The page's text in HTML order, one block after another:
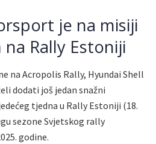
je na misiji
Rally Estoniji
na Acropolis Rally, Hyundai Shell
dodati još jedan snažni
tjedna u Rally Estoniji (18.
sezone Svjetskog rally
godine.